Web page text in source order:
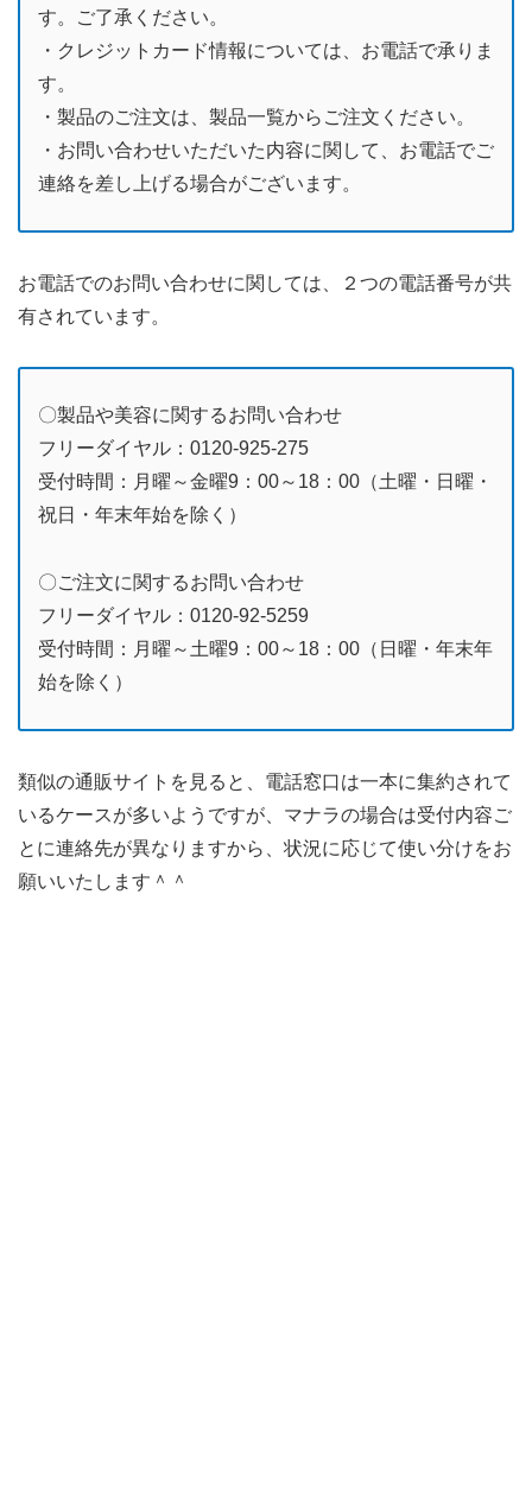
す。ご了承ください。
・クレジットカード情報については、お電話で承りま
す。
・製品のご注文は、製品一覧からご注文ください。
・お問い合わせいただいた内容に関して、お電話でご
連絡を差し上げる場合がございます。
お電話でのお問い合わせに関しては、２つの電話番号が共
有されています。
〇製品や美容に関するお問い合わせ
フリーダイヤル：0120-925-275
受付時間：月曜～金曜9：00～18：00（土曜・日曜・
祝日・年末年始を除く）
〇ご注文に関するお問い合わせ
フリーダイヤル：0120-92-5259
受付時間：月曜～土曜9：00～18：00（日曜・年末年
始を除く）
類似の通販サイトを見ると、電話窓口は一本に集約されて
いるケースが多いようですが、マナラの場合は受付内容ご
とに連絡先が異なりますから、状況に応じて使い分けをお
願いいたします＾＾